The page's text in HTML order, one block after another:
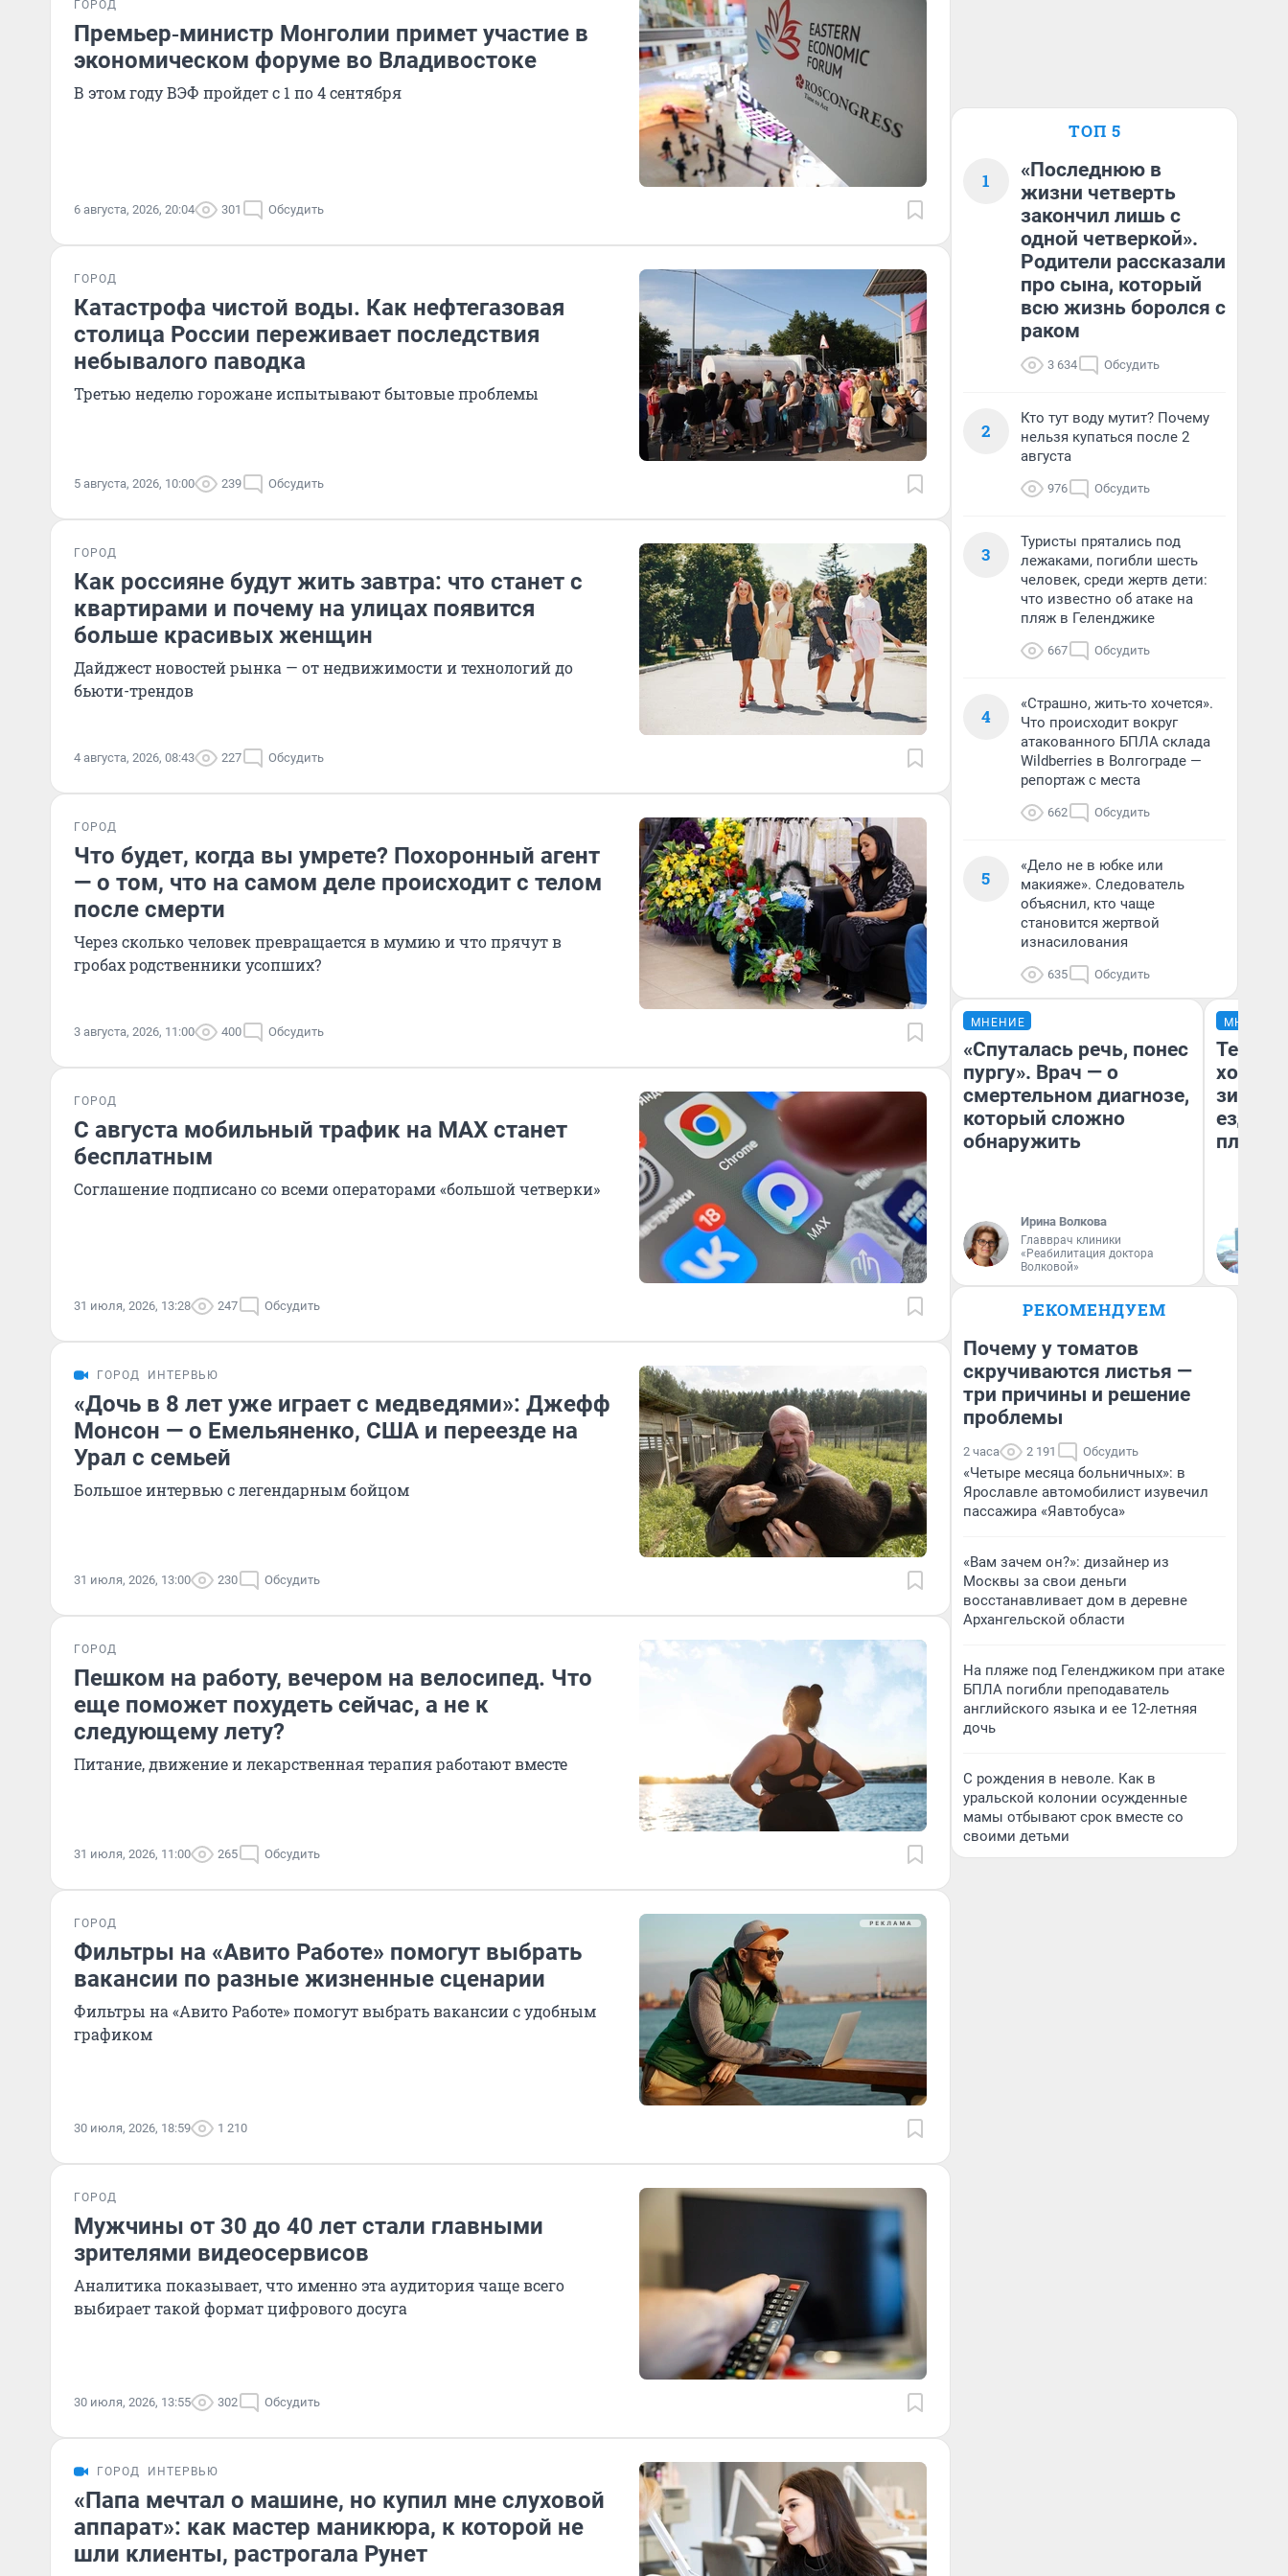
ГОРОД
Премьер‑министр Монголии примет участие в
экономическом форуме во Владивостоке
В этом году ВЭФ пройдет с 1 по 4 сентября
6 августа, 2026, 20:04 301 Обсудить
ГОРОД
Катастрофа чистой воды. Как нефтегазовая
столица России переживает последствия
небывалого паводка
Третью неделю горожане испытывают бытовые проблемы
5 августа, 2026, 10:00 239 Обсудить
ГОРОД
Как россияне будут жить завтра: что станет с
квартирами и почему на улицах появится
больше красивых женщин
Дайджест новостей рынка — от недвижимости и технологий до
бьюти-трендов
4 августа, 2026, 08:43 227 Обсудить
ГОРОД
Что будет, когда вы умрете? Похоронный агент
— о том, что на самом деле происходит с телом
после смерти
Через сколько человек превращается в мумию и что прячут в
гробах родственники усопших?
3 августа, 2026, 11:00 400 Обсудить
ГОРОД
С августа мобильный трафик на MAX станет
бесплатным
Соглашение подписано со всеми операторами «большой четверки»
31 июля, 2026, 13:28 247 Обсудить
ГОРОД ИНТЕРВЬЮ
«Дочь в 8 лет уже играет с медведями»: Джефф
Монсон — о Емельяненко, США и переезде на
Урал с семьей
Большое интервью с легендарным бойцом
31 июля, 2026, 13:00 230 Обсудить
ГОРОД
Пешком на работу, вечером на велосипед. Что
еще поможет похудеть сейчас, а не к
следующему лету?
Питание, движение и лекарственная терапия работают вместе
31 июля, 2026, 11:00 265 Обсудить
ГОРОД
Фильтры на «Авито Работе» помогут выбрать
вакансии по разные жизненные сценарии
Фильтры на «Авито Работе» помогут выбрать вакансии с удобным
графиком
30 июля, 2026, 18:59 1 210
ГОРОД
Мужчины от 30 до 40 лет стали главными
зрителями видеосервисов
Аналитика показывает, что именно эта аудитория чаще всего
выбирает такой формат цифрового досуга
30 июля, 2026, 13:55 302 Обсудить
ГОРОД ИНТЕРВЬЮ
«Папа мечтал о машине, но купил мне слуховой
аппарат»: как мастер маникюра, к которой не
шли клиенты, растрогала Рунет
ТОП 5
1
«Последнюю в
жизни четверть
закончил лишь с
одной четверкой».
Родители рассказали
про сына, который
всю жизнь боролся с
раком
3 634 Обсудить
2
Кто тут воду мутит? Почему
нельзя купаться после 2
августа
976 Обсудить
3
Туристы прятались под
лежаками, погибли шесть
человек, среди жертв дети:
что известно об атаке на
пляж в Геленджике
667 Обсудить
4
«Страшно, жить-то хочется».
Что происходит вокруг
атакованного БПЛА склада
Wildberries в Волгограде —
репортаж с места
662 Обсудить
5
«Дело не в юбке или
макияже». Следователь
объяснил, кто чаще
становится жертвой
изнасилования
635 Обсудить
МНЕНИЕ
«Спуталась речь, понес
пургу». Врач — о
смертельном диагнозе,
который сложно
обнаружить
Ирина Волкова
Главврач клиники
«Реабилитация доктора
Волковой»
МНЕНИЕ
Тепло
зимой.
ездит
плюсы
РЕКОМЕНДУЕМ
Почему у томатов
скручиваются листья —
три причины и решение
проблемы
2 часа 2 191 Обсудить
«Четыре месяца больничных»: в
Ярославле автомобилист изувечил
пассажира «Яавтобуса»
«Вам зачем он?»: дизайнер из
Москвы за свои деньги
восстанавливает дом в деревне
Архангельской области
На пляже под Геленджиком при атаке
БПЛА погибли преподаватель
английского языка и ее 12-летняя
дочь
С рождения в неволе. Как в
уральской колонии осужденные
мамы отбывают срок вместе со
своими детьми